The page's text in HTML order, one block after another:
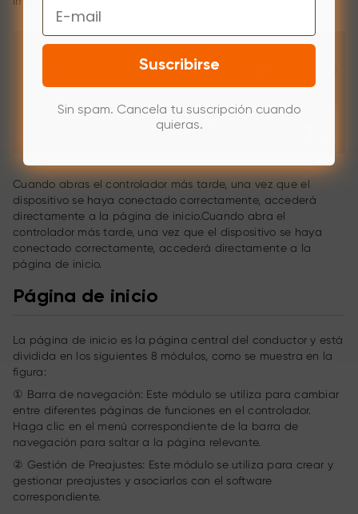
Cuando abras el controlador más tarde, una vez que el
dispositivo se haya conectado correctamente, accederá
directamente a la página de inicio.Cuando abra el
controlador más tarde, una vez que el dispositivo se haya
conectado correctamente, accederá directamente a la
página de inicio.
Página de inicio
La página de inicio es la página central del conductor y está
dividida en los siguientes 8 módulos, como se muestra en la
figura:
① Barra de navegación: Este módulo se utiliza para cambiar
entre diferentes páginas de funciones en el controlador.
Haga clic en el menú correspondiente de la barra de
navegación para saltar a la página relevante.
② Gestión de Preajustes: Este módulo se utiliza para crear y
gestionar preajustes y asociarlos con el software
correspondiente.
Email
Suscribirse
Sin spam. Cancela tu suscripción cuando
quieras.